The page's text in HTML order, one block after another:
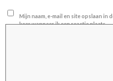
Mijn naam, e-mail en site opslaan in
keer wanneer ik een reactie plaats.